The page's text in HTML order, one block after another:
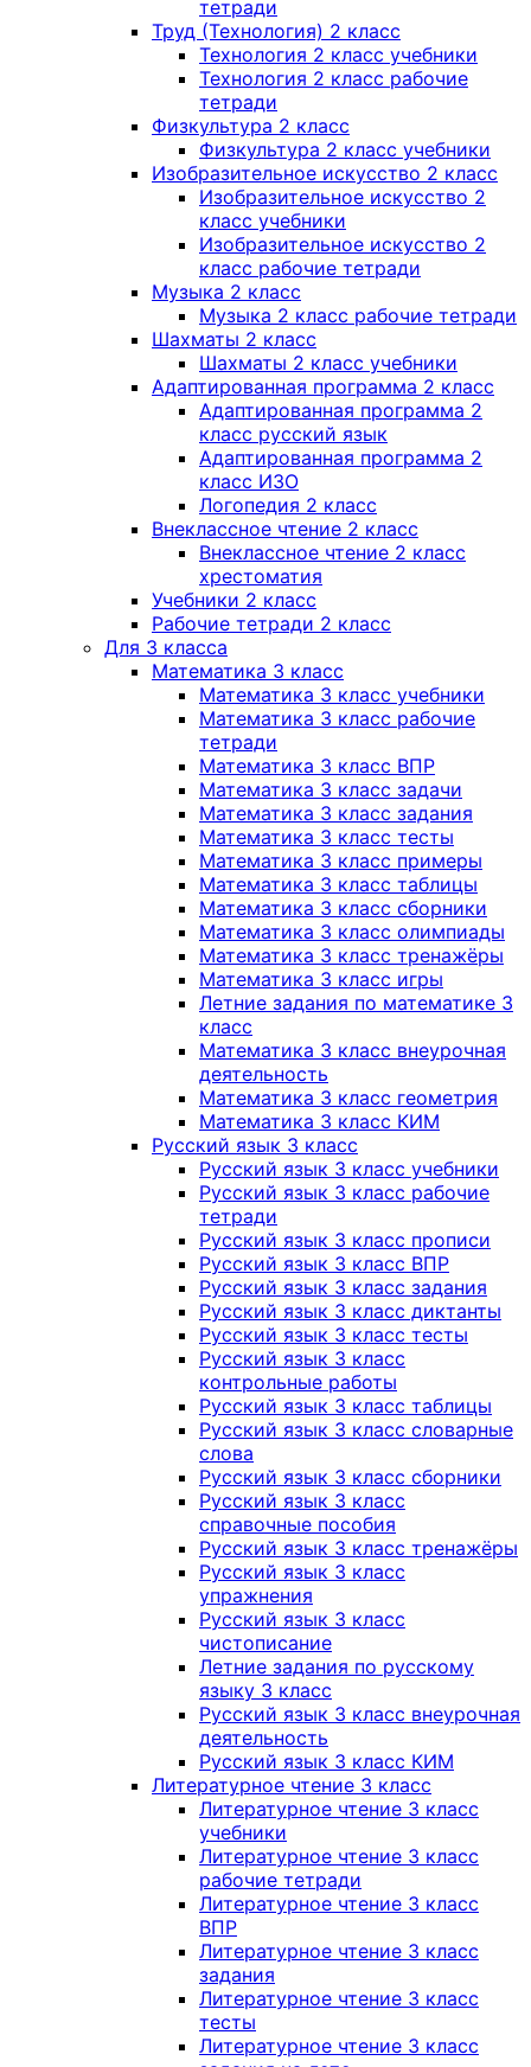
тетради
Труд (Технология) 2 класс
Технология 2 класс учебники
Технология 2 класс рабочие
тетради
Физкультура 2 класс
Физкультура 2 класс учебники
Изобразительное искусство 2 класс
Изобразительное искусство 2
класс учебники
Изобразительное искусство 2
класс рабочие тетради
Музыка 2 класс
Музыка 2 класс рабочие тетради
Шахматы 2 класс
Шахматы 2 класс учебники
Адаптированная программа 2 класс
Адаптированная программа 2
класс русский язык
Адаптированная программа 2
класс ИЗО
Логопедия 2 класс
Внеклассное чтение 2 класс
Внеклассное чтение 2 класс
хрестоматия
Учебники 2 класс
Рабочие тетради 2 класс
Для 3 класса
Математика 3 класс
Математика 3 класс учебники
Математика 3 класс рабочие
тетради
Математика 3 класс ВПР
Математика 3 класс задачи
Математика 3 класс задания
Математика 3 класс тесты
Математика 3 класс примеры
Математика 3 класс таблицы
Математика 3 класс сборники
Математика 3 класс олимпиады
Математика 3 класс тренажёры
Математика 3 класс игры
Летние задания по математике 3
класс
Математика 3 класс внеурочная
деятельность
Математика 3 класс геометрия
Математика 3 класс КИМ
Русский язык 3 класс
Русский язык 3 класс учебники
Русский язык 3 класс рабочие
тетради
Русский язык 3 класс прописи
Русский язык 3 класс ВПР
Русский язык 3 класс задания
Русский язык 3 класс диктанты
Русский язык 3 класс тесты
Русский язык 3 класс
контрольные работы
Русский язык 3 класс таблицы
Русский язык 3 класс словарные
слова
Русский язык 3 класс сборники
Русский язык 3 класс
справочные пособия
Русский язык 3 класс тренажёры
Русский язык 3 класс
упражнения
Русский язык 3 класс
чистописание
Летние задания по русскому
языку 3 класс
Русский язык 3 класс внеурочная
деятельность
Русский язык 3 класс КИМ
Литературное чтение 3 класс
Литературное чтение 3 класс
учебники
Литературное чтение 3 класс
рабочие тетради
Литературное чтение 3 класс
ВПР
Литературное чтение 3 класс
задания
Литературное чтение 3 класс
тесты
Литературное чтение 3 класс